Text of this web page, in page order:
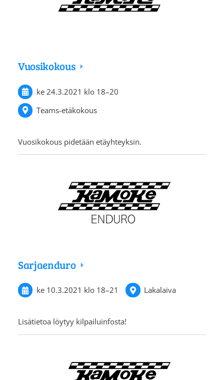
Vuosikokous
ke 24.3.2021 klo 18–20
Teams-etäkokous
Vuosikokous pidetään etäyhteyksin.
Sarjaenduro
ke 10.3.2021 klo 18–21 Lakalaiva
Lisätietoa löytyy kilpailuinfosta!